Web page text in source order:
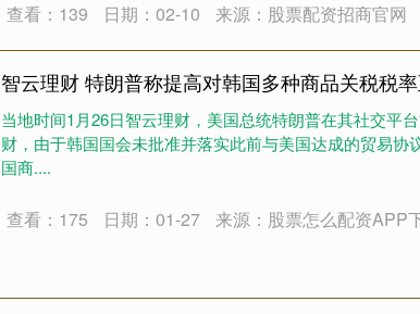
查看：139 日期：02-10 来源：股票配资招商官网
智云理财 特朗普称提高对韩国多种商品关税税
当地时间1月26日智云理财，美国总统特朗普在其社交平
财，由于韩国国会未批准并落实此前与美国达成的贸易协
国商....
查看：175 日期：01-27 来源：股票怎么配资APP